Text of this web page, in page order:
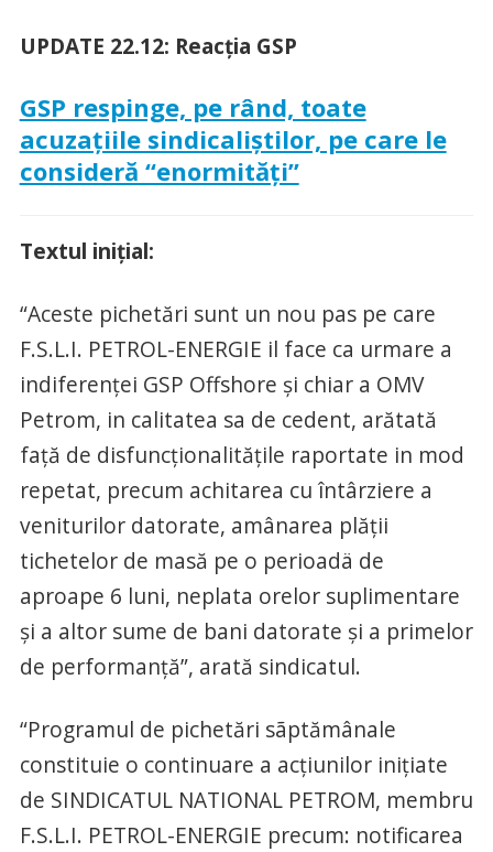
UPDATE 22.12: Reacția GSP
GSP respinge, pe rând, toate
acuzațiile sindicaliștilor, pe care le
consideră “enormități”
Textul inițial:
“Aceste pichetări sunt un nou pas pe care
F.S.L.I. PETROL-ENERGIE il face ca urmare a
indiferenței GSP Offshore și chiar a OMV
Petrom, in calitatea sa de cedent, arătată
față de disfuncționalitățile raportate in mod
repetat, precum achitarea cu întârziere a
veniturilor datorate, amânarea plății
tichetelor de masă pe o perioadä de
aproape 6 luni, neplata orelor suplimentare
și a altor sume de bani datorate și a primelor
de performanță”, arată sindicatul.
“Programul de pichetări sãptămânale
constituie o continuare a acțiunilor inițiate
de SINDICATUL NATIONAL PETROM, membru
F.S.L.I. PETROL-ENERGIE precum: notificarea